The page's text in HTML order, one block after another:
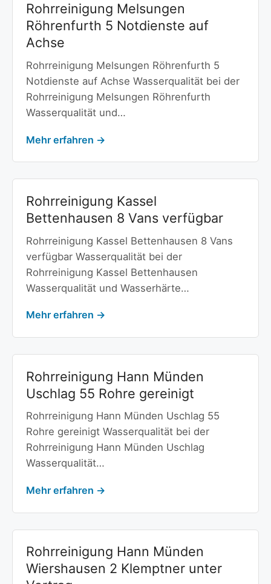
Rohrreinigung Melsungen
Röhrenfurth 5 Notdienste auf
Achse
Rohrreinigung Melsungen Röhrenfurth 5
Notdienste auf Achse Wasserqualität bei der
Rohrreinigung Melsungen Röhrenfurth
Wasserqualität und…
Mehr erfahren →
Rohrreinigung Kassel
Bettenhausen 8 Vans verfügbar
Rohrreinigung Kassel Bettenhausen 8 Vans
verfügbar Wasserqualität bei der
Rohrreinigung Kassel Bettenhausen
Wasserqualität und Wasserhärte…
Mehr erfahren →
Rohrreinigung Hann Münden
Uschlag 55 Rohre gereinigt
Rohrreinigung Hann Münden Uschlag 55
Rohre gereinigt Wasserqualität bei der
Rohrreinigung Hann Münden Uschlag
Wasserqualität…
Mehr erfahren →
Rohrreinigung Hann Münden
Wiershausen 2 Klemptner unter